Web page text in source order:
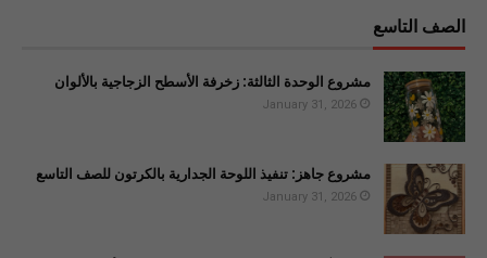
الصف التاسع
مشروع الوحدة الثالثة: زخرفة الأسطح الزجاجية بالألوان
January 31, 2026
مشروع جاهز: تنفيذ اللوحة الجدارية بالكرتون للصف التاسع
January 31, 2026